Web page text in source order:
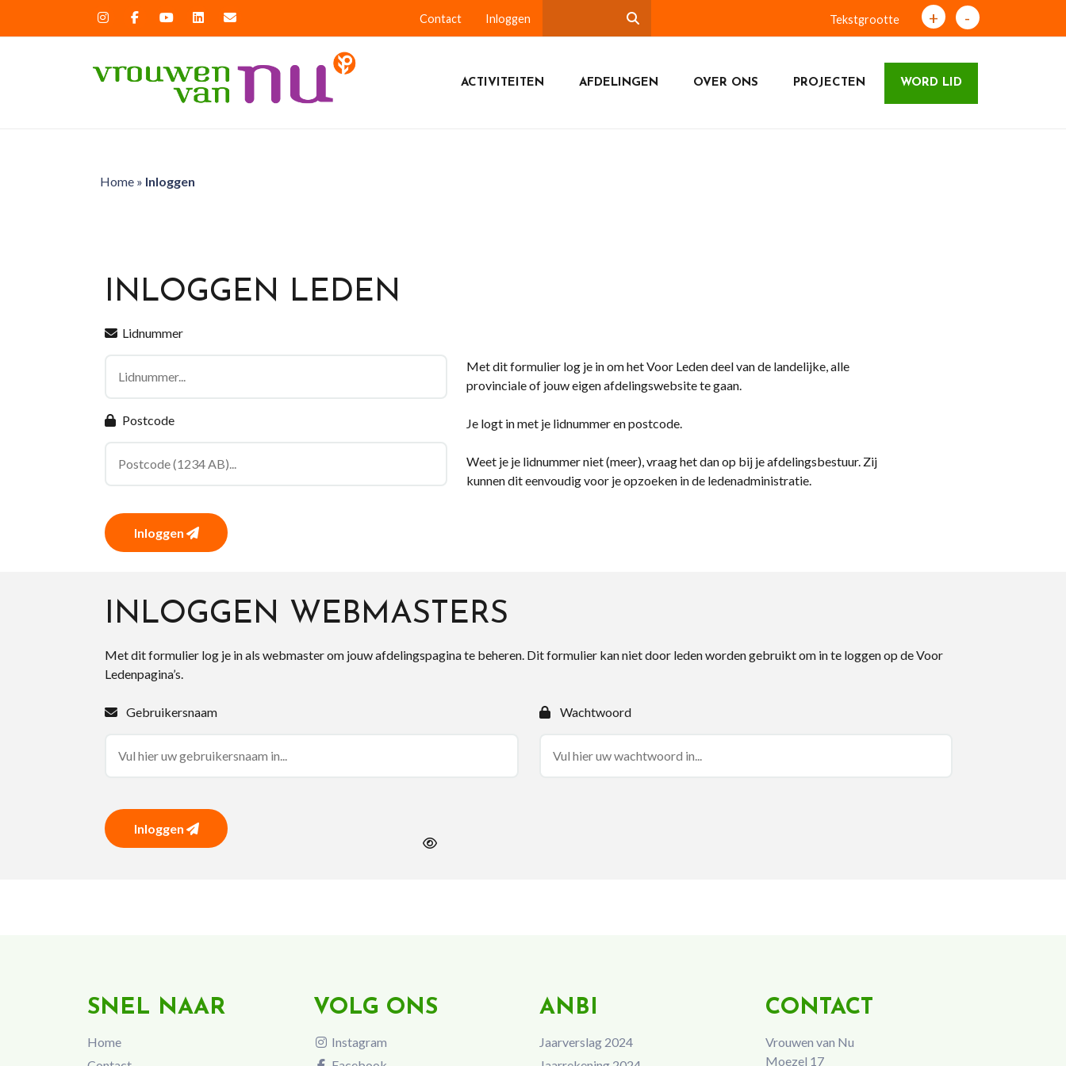
Contact Inloggen Tekstgrootte + -
ACTIVITEITEN AFDELINGEN OVER ONS PROJECTEN WORD LID
Home» Inloggen
INLOGGEN LEDEN
Lidnummer
Postcode
Inloggen
Met dit formulier log je in om het Voor Leden deel van de landelijke, alle
provinciale of jouw eigen afdelingswebsite te gaan.
Je logt in met je lidnummer en postcode.
Weet je je lidnummer niet (meer), vraag het dan op bij je afdelingsbestuur. Zij
kunnen dit eenvoudig voor je opzoeken in de ledenadministratie.
INLOGGEN WEBMASTERS
Met dit formulier log je in als webmaster om jouw afdelingspagina te beheren. Dit formulier kan niet door leden worden gebruikt om in te loggen op de Voor
Ledenpagina’s.
Gebruikersnaam Wachtwoord
Inloggen
SNEL NAAR
Home
VOLG ONS
Instagram
ANBI
Jaarverslag 2024
CONTACT
Vrouwen van Nu
Moezel 17